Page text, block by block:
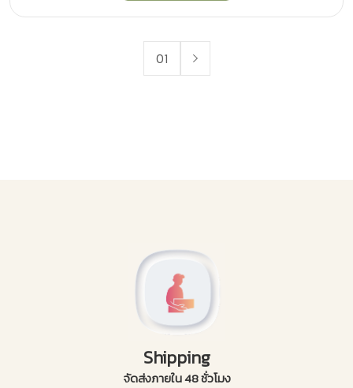
01
Shipping
จัดส่งภายใน 48 ชั่วโมง